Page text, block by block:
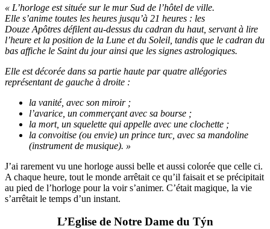
« L’horloge est située sur le mur Sud de l’hôtel de ville.
Elle s’anime toutes les heures jusqu’à 21 heures : les
Douze Apôtres défilent au-dessus du cadran du haut, servant à lire
l’heure et la position de la Lune et du Soleil, tandis que le cadran du
bas affiche le Saint du jour ainsi que les signes astrologiques.
Elle est décorée dans sa partie haute par quatre allégories
représentant de gauche à droite :
la vanité, avec son miroir ;
l’avarice, un commerçant avec sa bourse ;
la mort, un squelette qui appelle avec une clochette ;
la convoitise (ou envie) un prince turc, avec sa mandoline
(instrument de musique). »
J’ai rarement vu une horloge aussi belle et aussi colorée que celle ci.
A chaque heure, tout le monde arrêtait ce qu’il faisait et se précipitait
au pied de l’horloge pour la voir s’animer. C’était magique, la vie
s’arrêtait le temps d’un instant.
L’Eglise de Notre Dame du Týn